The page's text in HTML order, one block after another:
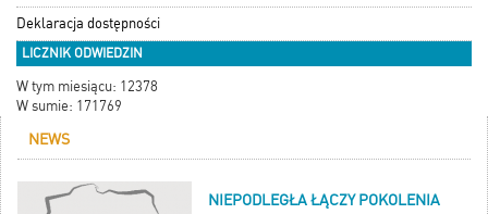
Deklaracja dostępności
LICZNIK ODWIEDZIN
W tym miesiącu: 12378
W sumie: 171769
NEWS
NIEPODLEGŁA ŁĄCZY POKOLENIA